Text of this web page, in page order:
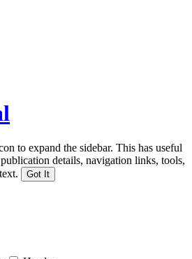
to expand the sidebar. This has useful
details, navigation links, tools,
Got It